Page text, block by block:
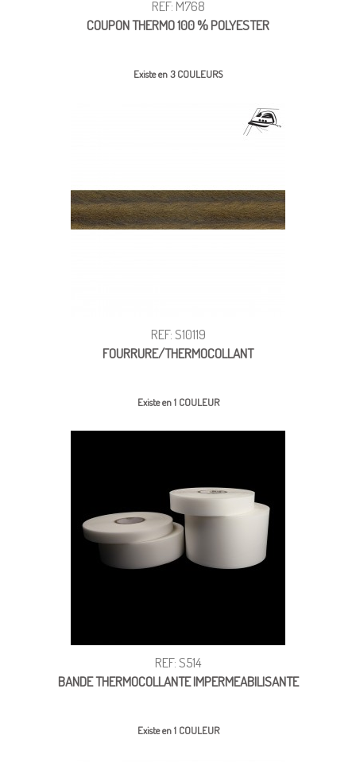
REF: M768
COUPON THERMO 100 % POLYESTER
Existe en 3 COULEURS
REF: S10119
FOURRURE/THERMOCOLLANT
Existe en 1 COULEUR
REF: S514
BANDE THERMOCOLLANTE IMPERMEABILISANTE
Existe en 1 COULEUR